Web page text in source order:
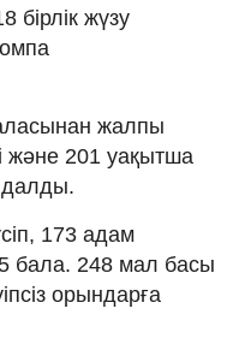
бірлік жүзу
жалпы
және 201 уақытша
173 адам
бала. 248 мал басы
орындарға